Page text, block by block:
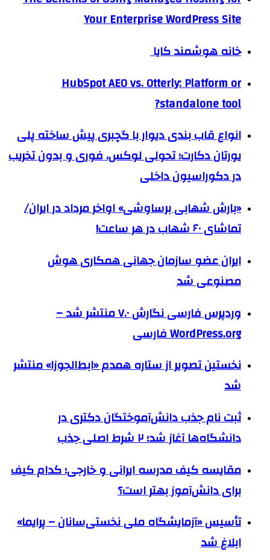
Your Enterprise WordPress Site
خانه هوشمند کایا
HubSpot AEO vs. Otterly: Platform or
standalone tool?
انواع قاب بندی دیوار با گچبری پیش ساخته پلی
یورتان دکارت؛ تحولی لوکس، فوری و بدون تخریب
در دکوراسیون داخلی
«بارش شهابی برساوشی» اواخر مرداد در ایران/
تماشای ۶۰ شهاب در هر ساعت!
ایران عضو سازمان جهانی همکاری هوش
مصنوعی شد
وردپرس فارسی نگارش ۷.۰ منتشر شد –
WordPress.org فارسی
نخستین تصویر از ستاره همدم «ابط‌الجوزا» منتشر
شد
ثبت نام جذب دانش‌آموختگان دکتری در
دانشگاه‌ها آغاز شد؛ ۲ شرط اصلی جذب
مقایسه کیف مدرسه ایرانی و خارجی؛ کدام کیف
برای دانش‌آموز بهتر است؟
تأسیس «آزمایشگاه ملی نخستی‌سانان – پرایما»
ابلاغ شد